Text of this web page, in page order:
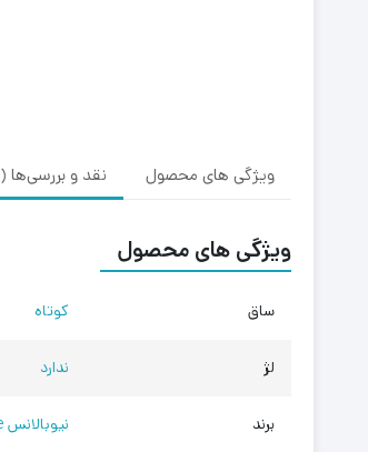
ویژگی های محصول نقد و بررسی‌ها (0)
ویژگی های محصول
ساق کوتاه
لژ ندارد
برند نیوبالانس New Balance